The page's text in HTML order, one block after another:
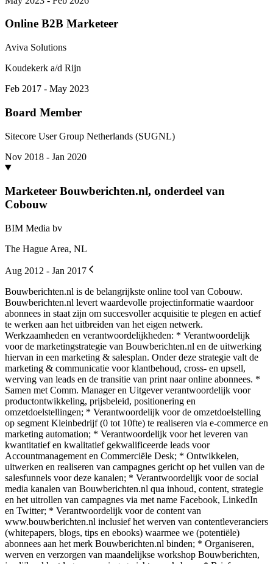
Online B2B Marketeer
Aviva Solutions
Koudekerk a/d Rijn
Feb 2017 - May 2023
Board Member
Sitecore User Group Netherlands (SUGNL)
Nov 2018 - Jan 2020
Marketeer Bouwberichten.nl, onderdeel van
Cobouw
BIM Media bv
The Hague Area, NL
Aug 2012 - Jan 2017
Bouwberichten.nl is de belangrijkste online tool van Cobouw.
Bouwberichten.nl levert waardevolle projectinformatie waardoor
abonnees in staat zijn om succesvoller acquisitie te plegen en actief
te werken aan het uitbreiden van het eigen netwerk.
Werkzaamheden en verantwoordelijkheden: * Verantwoordelijk
voor de marketingstrategie van Bouwberichten.nl en de uitwerking
hiervan in een marketing & salesplan. Onder deze strategie valt de
marketing & communicatie voor klantbehoud, cross- en upsell,
werving van leads en de transitie van print naar online abonnees. *
Samen met Comm. Manager en Uitgever verantwoordelijk voor
productontwikkeling, prijsbeleid, positionering en
omzetdoelstellingen; * Verantwoordelijk voor de omzetdoelstelling
op segment Kleinbedrijf (0 tot 10fte) te realiseren via e-commerce en
marketing automation; * Verantwoordelijk voor het leveren van
kwantitatief en kwalitatief gekwalificeerde leads voor
Accountmanagement en Commerciële Desk; * Ontwikkelen,
uitwerken en realiseren van campagnes gericht op het vullen van de
salesfunnels voor deze kanalen; * Verantwoordelijk voor de social
media kanalen van Bouwberichten.nl qua inhoud, content, strategie
en het uitrollen van campagnes via met name Facebook, LinkedIn
en Twitter; * Verantwoordelijk voor de content van
www.bouwberichten.nl inclusief het werven van contentleveranciers
(whitepapers, blogs, tips en ebooks) waarmee we (potentiële)
abonnees aan het merk Bouwberichten.nl binden; * Organiseren,
werven en verzorgen van maandelijkse workshop Bouwberichten,